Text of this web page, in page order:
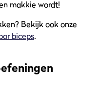
makkie wordt!
Bekijk ook onze
biceps.